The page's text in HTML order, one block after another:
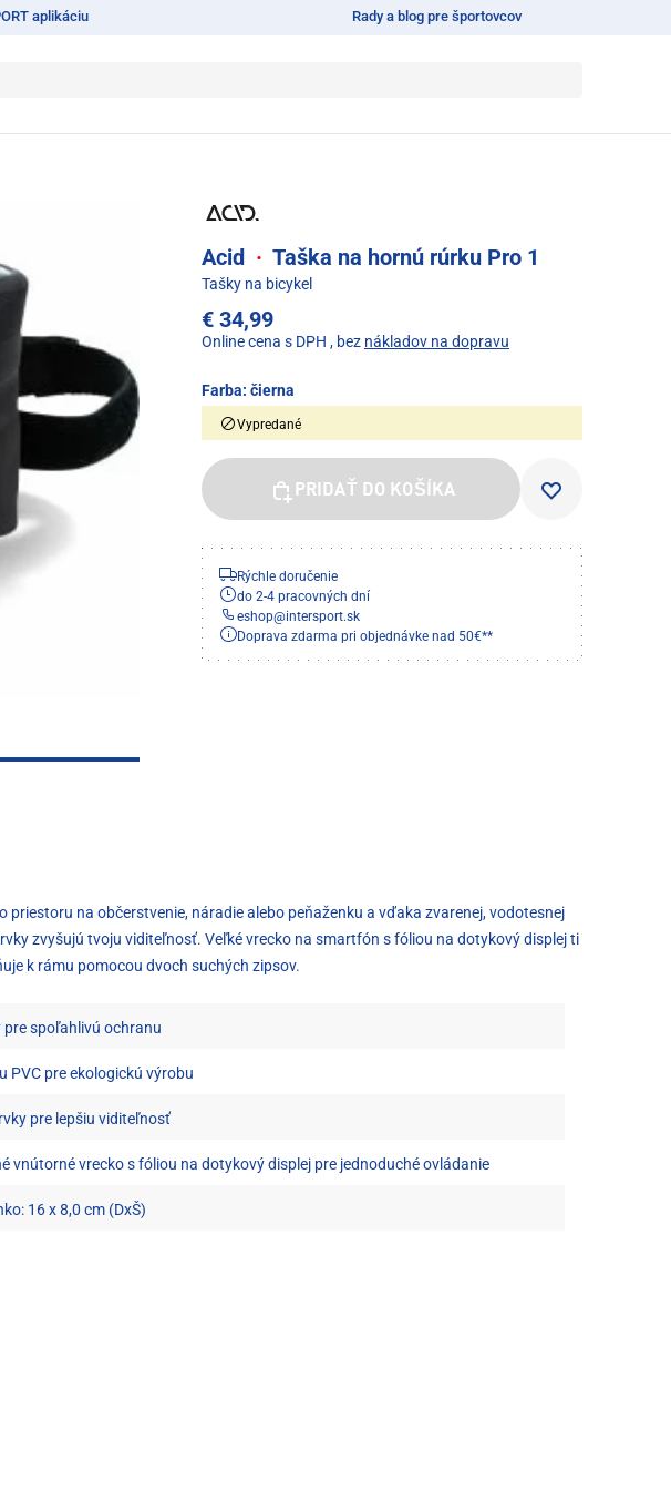
aplikáciu Rady a blog pre športovcov
Acid · Taška na hornú rúrku Pro 1
Tašky na bicykel
€ 34,99
Online cena s DPH , bez nákladov na dopravu
Farba: čierna
Vypredané
PRIDAŤ DO KOŠÍKA
Rýchle doručenie
do 2-4 pracovných dní
eshop@intersport.sk
Doprava zdarma pri objednávke nad 50€**
na občerstvenie, náradie alebo peňaženku a vďaka zvarenej, vodotesnej
zvyšujú tvoju viditeľnosť. Veľké vrecko na smartfón s fóliou na dotykový displej ti
k rámu pomocou dvoch suchých zipsov.
pre spoľahlivú ochranu
PVC pre ekologickú výrobu
pre lepšiu viditeľnosť
vnútorné vrecko s fóliou na dotykový displej pre jednoduché ovládanie
16 x 8,0 cm (DxŠ)